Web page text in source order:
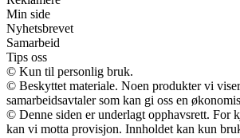
Min side
Nyhetsbrevet
Samarbeid
Tips oss
© Kun til personlig bruk.
© Beskyttet materiale. Noen produkter vi
samarbeidsavtaler som kan gi oss en
© Denne siden er underlagt opphavsrett. For
kan vi motta provisjon. Innholdet kan kun